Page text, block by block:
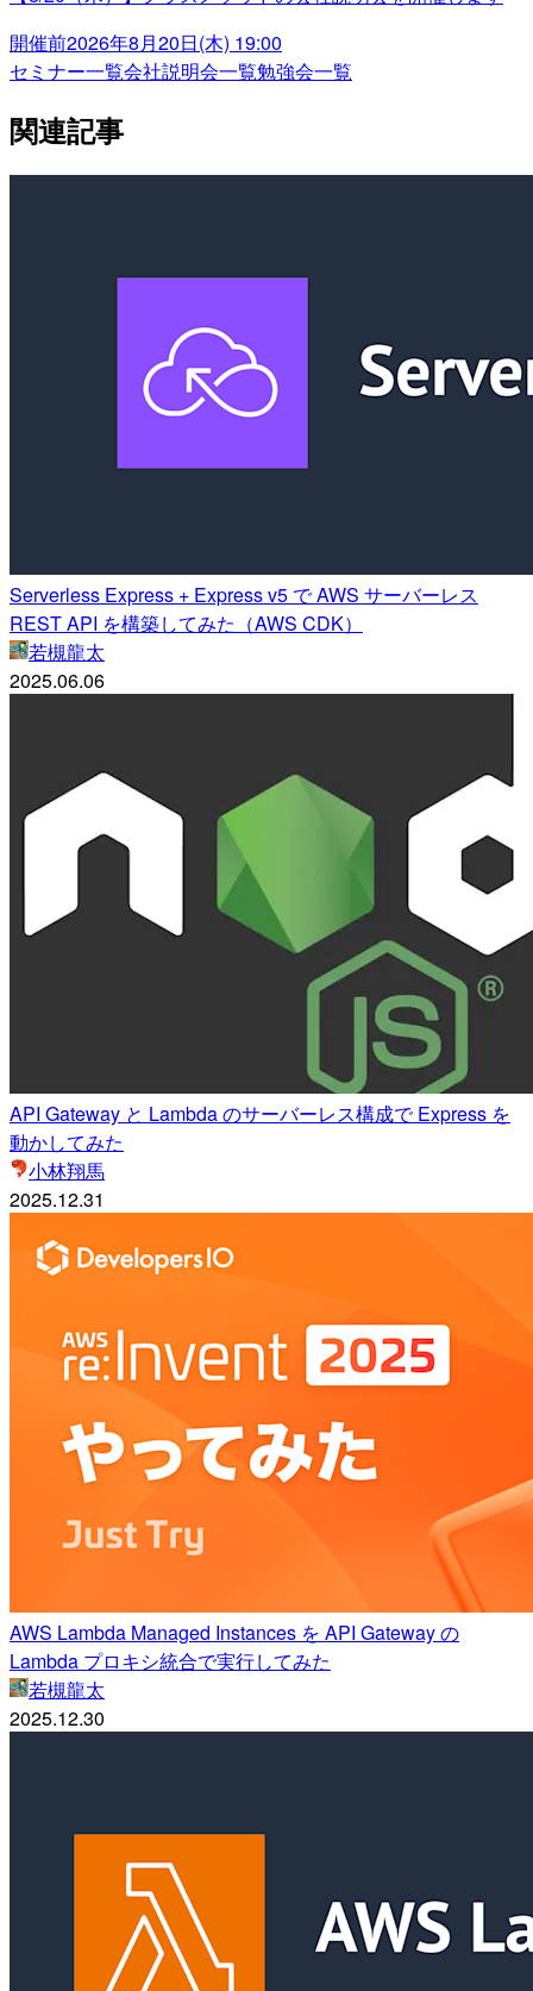
開催前2026年8月20日(木) 19:00
セミナー一覧会社説明会一覧勉強会一覧
関連記事
Serverless Express + Express v5 で AWS サーバーレス
REST API を構築してみた（AWS CDK）
若槻龍太
2025.06.06
API Gateway と Lambda のサーバーレス構成で Express を
動かしてみた
小林翔馬
2025.12.31
AWS Lambda Managed Instances を API Gateway の
Lambda プロキシ統合で実行してみた
若槻龍太
2025.12.30